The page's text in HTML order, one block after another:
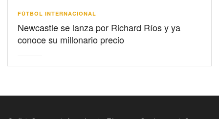
FÚTBOL INTERNACIONAL
Newcastle se lanza por Richard Ríos y ya
conoce su millonario precio